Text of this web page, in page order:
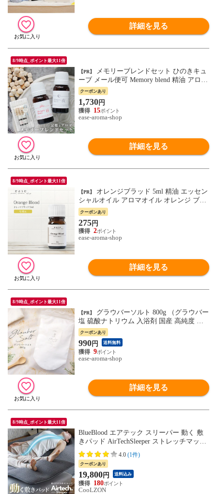
詳細を見る
8/9時点_ポイント最大11倍
【PR】
ーブ メール便可 Memory blend 精油 アロマ
ギフト プレゼント シニア 敬老の日 ブレン
ドオイル ルームフレグランス ギフトカテ
ゴリー
クーポンあり
1,730円
15
ease-aroma-shop
詳細を見る
8/9時点_ポイント最大11倍
【PR】
シャルオイル アロマオイル オレンジ ブラ
ッドオレンジ AEAJ表示基準適合認定精油
クーポンあり
275円
2
ease-aroma-shop
詳細を見る
8/9時点_ポイント最大11倍
【PR】
塩 硫酸ナトリウム 入浴剤 国産 高純度 無
香料 バスソルト お風呂 浴用化粧品 追い炊
き可 温浴 温泉 発汗 芒硝）
クーポンあり
990円 送料無料
9
ease-aroma-shop
詳細を見る
8/9時点_ポイント最大11倍
BlueBlood エアテック スリーパー 動く 敷
きパッド AirTechSleeper ストレッチマット
フットケア 瞑想 入眠儀式 動的寝具 ブルー
ブラッド マットレストッパー オーバーレ
イ 新生活 父の日 母の日 ギフト
4.0 (1件)
クーポンあり
19,800円 送料込み
180
CooLZON